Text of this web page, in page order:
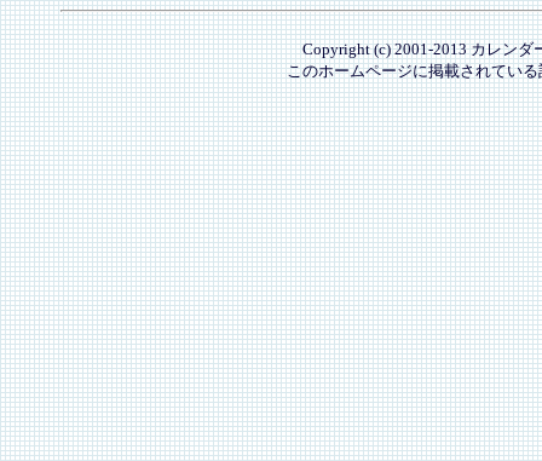
Copyright (c) 2001-2013 カレンダ
このホームページに掲載されてい